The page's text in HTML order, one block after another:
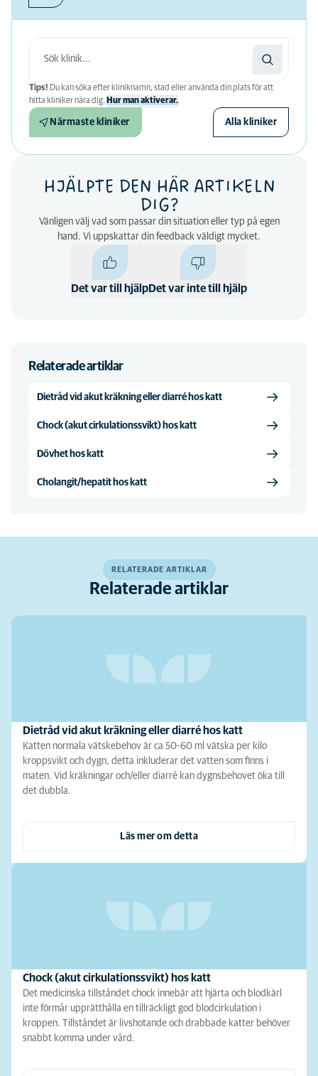
Tips! Du kan söka efter kliniknamn, stad eller använda din plats för att
hitta kliniker nära dig. Hur man aktiverar.
Närmaste kliniker Alla kliniker
HJÄLPTE DEN HÄR ARTIKELN
DIG?
Vänligen välj vad som passar din situation eller typ på egen
hand. Vi uppskattar din feedback väldigt mycket.
Det var till hjälpDet var inte till hjälp
Relaterade artiklar
Dietråd vid akut kräkning eller diarré hos katt
Chock (akut cirkulationssvikt) hos katt
Dövhet hos katt
Cholangit/hepatit hos katt
RELATERADE ARTIKLAR
Relaterade artiklar
Dietråd vid akut kräkning eller diarré hos katt
Katten normala vätskebehov är ca 50-60 ml vätska per kilo
kroppsvikt och dygn, detta inkluderar det vatten som finns i
maten. Vid kräkningar och/eller diarré kan dygnsbehovet öka till
det dubbla.
Läs mer om detta
Chock (akut cirkulationssvikt) hos katt
Det medicinska tillståndet chock innebär att hjärta och blodkärl
inte förmår upprätthålla en tillräckligt god blodcirkulation i
kroppen. Tillståndet är livshotande och drabbade katter behöver
snabbt komma under vård.